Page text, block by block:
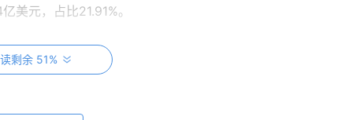
美元，占比21.91%。
，占比36.72%，但通过适度减持释放部分资金用于新机会。
剩余 51%